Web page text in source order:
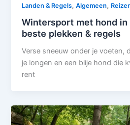
Landen & Regels,Algemeen,
Wintersport met hond in
beste plekken & regels
Verse sneeuw onder je voeten,
je longen en een blije hond die
rent